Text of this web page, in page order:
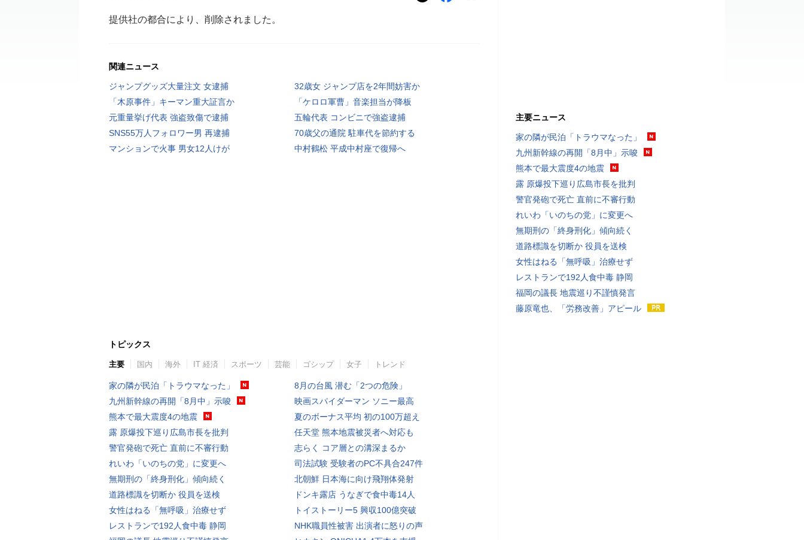
提供社の都合により、削除されました。
関連ニュース
ジャンプグッズ大量注文 女逮捕
32歳女 ジャンプ店を2年間妨害か
「木原事件」キーマン重大証言か
「ケロロ軍曹」音楽担当が降板
元重量挙げ代表 強盗致傷で逮捕
五輪代表 コンビニで強盗逮捕
SNS55万人フォロワー男 再逮捕
70歳父の通院 駐車代を節約する
マンションで火事 男女12人けが
中村鶴松 平成中村座で復帰へ
トピックス
主要 国内 海外 IT 経済 スポーツ 芸能 ゴシップ 女子 トレンド
家の隣が民泊「トラウマなった」
九州新幹線の再開「8月中」示唆
熊本で最大震度4の地震
露 原爆投下巡り広島市長を批判
警官発砲で死亡 直前に不審行動
れいわ「いのちの党」に変更へ
無期刑の「終身刑化」傾向続く
道路標識を切断か 役員を送検
女性はねる「無呼吸」治療せず
レストランで192人食中毒 静岡
8月の台風 潜む「2つの危険」
映画スパイダーマン ソニー最高
夏のボーナス平均 初の100万超え
任天堂 熊本地震被災者へ対応も
志らく コア層との溝深まるか
司法試験 受験者のPC不具合247件
北朝鮮 日本海に向け飛翔体発射
ドンキ露店 うなぎで食中毒14人
トイストーリー5 興収100億突破
NHK職員性被害 出演者に怒りの声
主要ニュース
家の隣が民泊「トラウマなった」
九州新幹線の再開「8月中」示唆
熊本で最大震度4の地震
露 原爆投下巡り広島市長を批判
警官発砲で死亡 直前に不審行動
れいわ「いのちの党」に変更へ
無期刑の「終身刑化」傾向続く
道路標識を切断か 役員を送検
女性はねる「無呼吸」治療せず
レストランで192人食中毒 静岡
福岡の議長 地震巡り不謹慎発言
藤原竜也、「労務改善」アピール